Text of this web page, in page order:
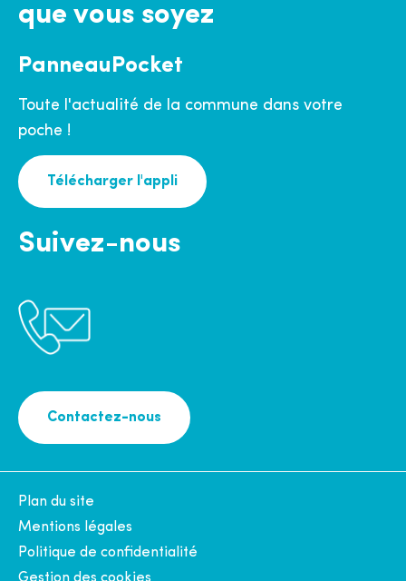
que vous soyez
PanneauPocket
Toute l'actualité de la commune dans votre
poche !
Télécharger l'appli
Suivez-nous
Contactez-nous
Plan du site
Mentions légales
Politique de confidentialité